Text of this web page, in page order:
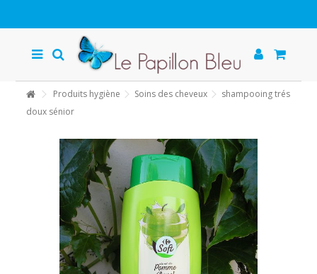
Produits hygiène Soins des cheveux
shampooing trés
doux sénior